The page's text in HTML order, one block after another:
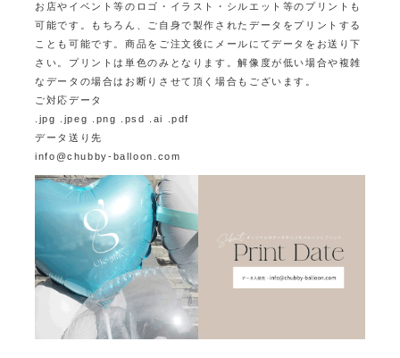
お店やイベント等のロゴ・イラスト・シルエット等のプリントも
可能です。
もちろん、ご自身で製作されたデータをプリントする
ことも可能です。商品をご注文後にメールにてデータをお送り下
さい。プリントは単色のみとなります。解像度が低い場合や複雑
なデータの場合はお断りさせて頂く場合もございます。
ご対応データ
.jpg .jpeg .png .psd .ai .pdf
データ送り先
info@chubby-balloon.com